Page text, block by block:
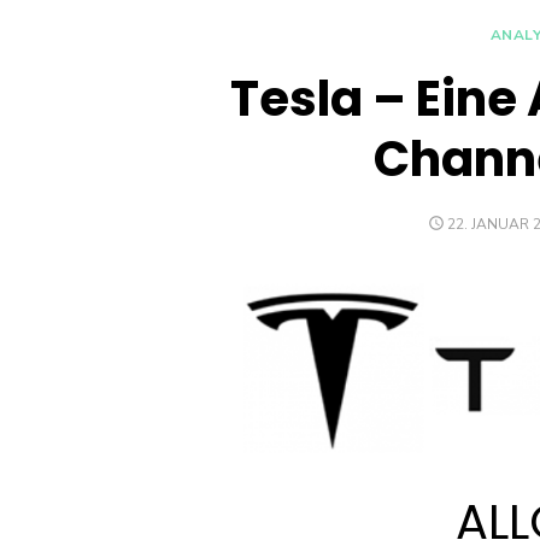
Tesla –
POSTED
22. JANUAR